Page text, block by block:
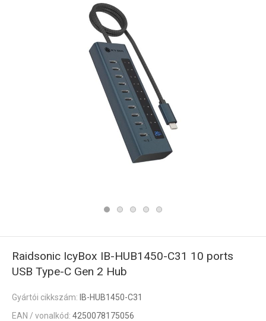
Raidsonic IcyBox IB-HUB1450-C31 10 ports
USB Type-C Gen 2 Hub
Gyártói cikkszám: IB-HUB1450-C31
EAN / vonalkód: 4250078175056